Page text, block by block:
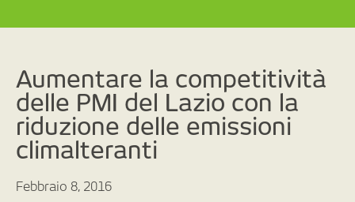
Aumentare la competitività
delle PMI del Lazio con la
riduzione delle emissioni
climalteranti
Febbraio 8, 2016